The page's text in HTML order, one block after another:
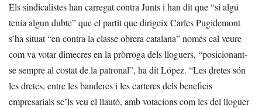
Els sindicalistes han carregat contra Junts i han dit que “si algú
tenia algun dubte” que el partit que dirigeix Carles Pugidemont
s’ha situat “en contra la classe obrera catalana” només cal veure
com va votar dimecres en la pròrroga dels lloguers, “posicionant-
se sempre al costat de la patronal”, ha dit López. “Les dretes són
les dretes, entre les banderes i les carteres dels beneficis
empresarials se’ls veu el llautó, amb votacions com les del lloguer